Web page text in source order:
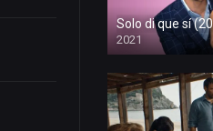
Solo di que sí
2021